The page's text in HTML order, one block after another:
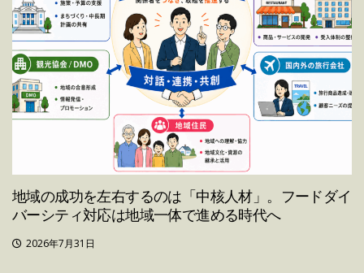
地域の成功を左右するのは「中核人材」。フードダイ
バーシティ対応は地域一体で進める時代へ
2026年7月31日